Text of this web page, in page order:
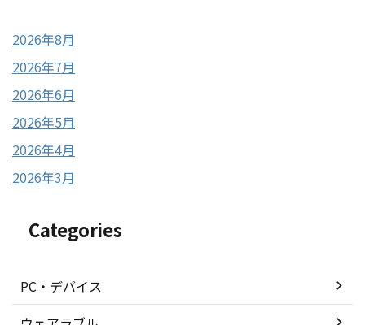
2026年8月
2026年7月
2026年6月
2026年5月
2026年4月
2026年3月
Categories
PC・デバイス